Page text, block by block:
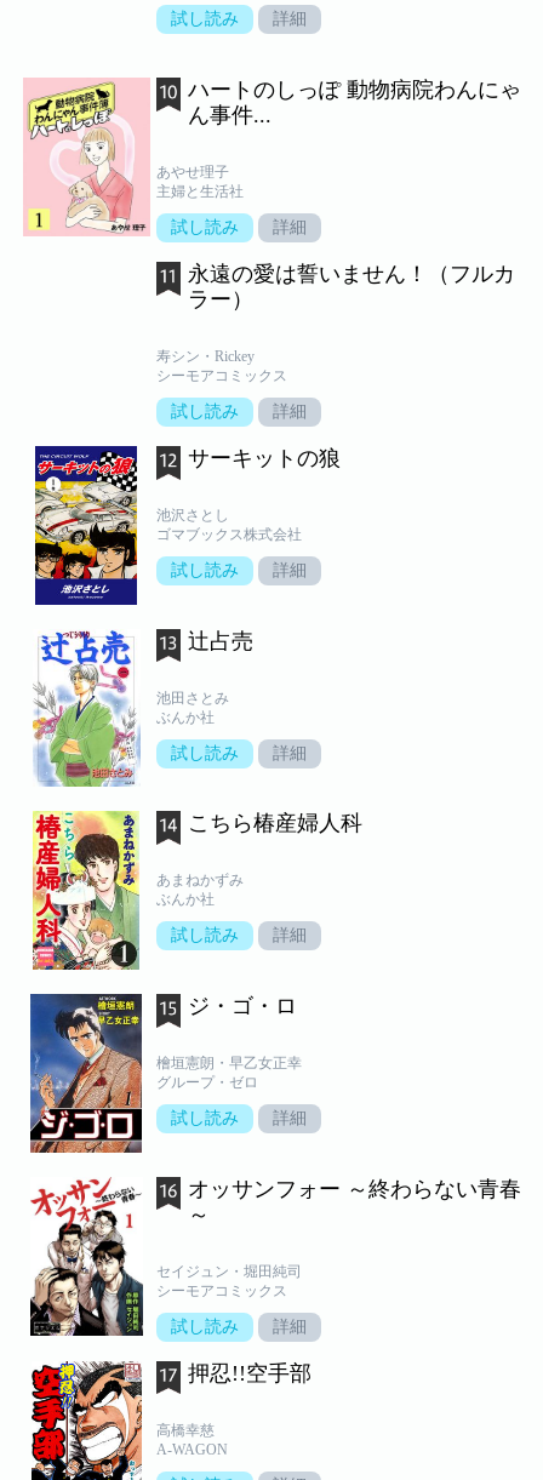
試し読み 詳細
ハートのしっぽ 動物病院わんにゃ
ん事件...
あやせ理子
主婦と生活社
試し読み 詳細
永遠の愛は誓いません！（フルカ
ラー）
寿シン・Rickey
シーモアコミックス
試し読み 詳細
サーキットの狼
池沢さとし
ゴマブックス株式会社
試し読み 詳細
辻占売
池田さとみ
ぶんか社
試し読み 詳細
こちら椿産婦人科
あまねかずみ
ぶんか社
試し読み 詳細
ジ・ゴ・ロ
檜垣憲朗・早乙女正幸
グループ・ゼロ
試し読み 詳細
オッサンフォー ～終わらない青春
～
セイジュン・堀田純司
シーモアコミックス
試し読み 詳細
押忍!!空手部
高橋幸慈
A-WAGON